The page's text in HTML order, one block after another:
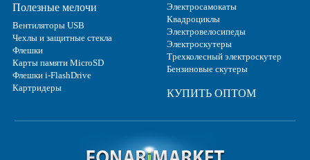
Полезные мелочи
Вентиляторы USB
Чехлы и защитные стекла
Флешки
Карты памяти MicroSD
Флешки i-FlashDrive
Картридеры
Электросамокаты
Квадроциклы
Электровелосипеды
Электроскутеры
Трехколесный электроскутер
Бензиновые скутеры
КУПИТЬ ОПТОМ